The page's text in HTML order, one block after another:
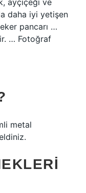
ayçiçeği ve
daha iyi yetişen
pancarı …
… Fotoğraf
metal